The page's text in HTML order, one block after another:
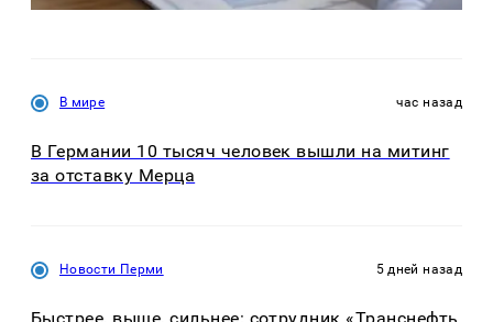
В мире час назад
В Германии 10 тысяч человек вышли на митинг
за отставку Мерца
Новости Перми 5 дней назад